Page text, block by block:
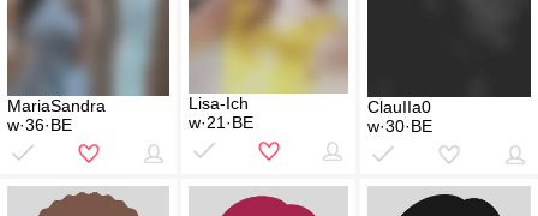
MariaSandra
w·36·BE
Lisa-Ich
w·21·BE
ClauIIa0
w·30·BE